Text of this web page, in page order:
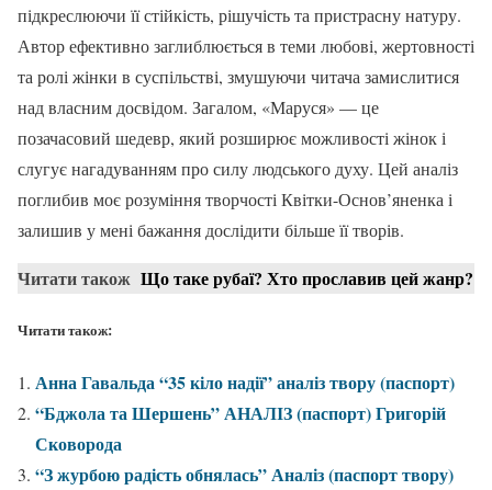
підкреслюючи її стійкість, рішучість та пристрасну натуру.
Автор ефективно заглиблюється в теми любові, жертовності
та ролі жінки в суспільстві, змушуючи читача замислитися
над власним досвідом. Загалом, «Маруся» — це
позачасовий шедевр, який розширює можливості жінок і
слугує нагадуванням про силу людського духу. Цей аналіз
поглибив моє розуміння творчості Квітки-Основ’яненка і
залишив у мені бажання дослідити більше її творів.
Читати також Що таке рубаї? Хто прославив цей жанр?
Читати також:
Анна Гавальда “35 кіло надії” аналіз твору (паспорт)
“Бджола та Шершень” АНАЛІЗ (паспорт) Григорій
Сковорода
“З журбою радість обнялась” Аналіз (паспорт твору)